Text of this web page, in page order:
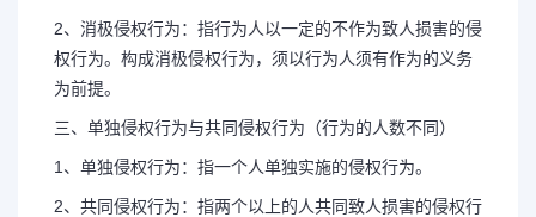
2、消极侵权行为：指行为人以一定的不作为致人损害的侵
权行为。构成消极侵权行为，须以行为人须有作为的义务
为前提。
三、单独侵权行为与共同侵权行为（行为的人数不同）
1、单独侵权行为：指一个人单独实施的侵权行为。
2、共同侵权行为：指两个以上的人共同致人损害的侵权行